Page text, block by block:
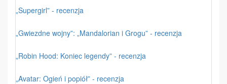
„Supergirl” - recenzja
„Gwiezdne wojny”: „Mandalorian i Grogu” - recenzja
„Robin Hood: Koniec legendy” - recenzja
„Avatar: Ogień i popiół” - recenzja